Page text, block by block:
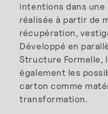
intentions dans
réalisée à partir de
récupération,
Développé en
Structure Formelle,
également les
carton comme
transformation.